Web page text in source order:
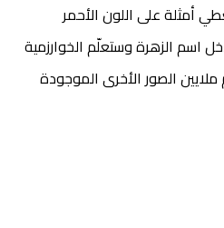
أمثلة على اللون الأحمر
اسم الزهرة وستعلّم الخوارزمية
الصور الأخرى الموجودة